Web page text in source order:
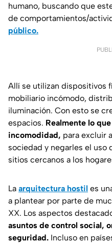
humano, buscando que
de comportamientos/
público.
Allí se utilizan dispositivos
mobiliario incómodo,
iluminación. Con esto se
espacios. Realmente lo
incomodidad, para excluir
sociedad y negarles el uso
sitios cercanos a los
La arquitectura hostil es
a plantear por parte de
XX. Los aspectos
asuntos de control social,
seguridad. Incluso en